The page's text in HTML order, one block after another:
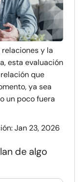
y la
esta evaluación
que
ya sea
un poco fuera
Jan 23, 2026
de algo